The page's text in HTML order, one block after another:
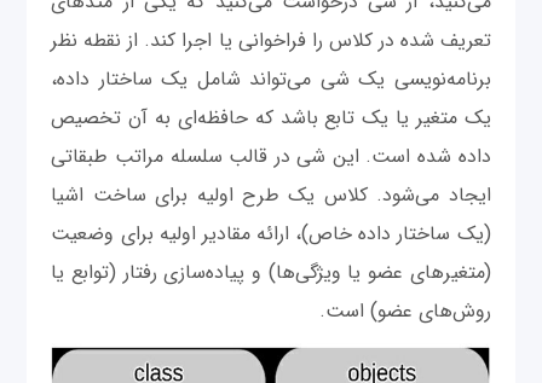
تعریف شده در کلاس را فراخوانی یا اجرا کند. از نقطه نظر
برنامه‌نویسی یک شی می‌تواند شامل یک ساختار داده،
یک متغیر یا یک تابع باشد که حافظه‌ای به آن تخصیص
داده شده است. این شی در قالب سلسله مراتب طبقاتی
ایجاد می‌شود. کلاس یک طرح اولیه برای ساخت اشیا
(یک ساختار داده خاص)، ارائه مقادیر اولیه برای وضعیت
(متغیرهای عضو یا ویژگی‌ها) و پیاده‌سازی رفتار (توابع یا
روش‌های عضو) است.